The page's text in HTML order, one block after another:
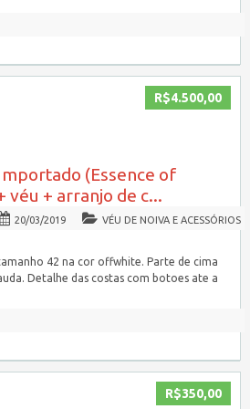
R$4.500,00
(Essence of
véu + arranjo de c...
20/03/2019 VÉU DE NOIVA E ACESSÓRIOS
42 na cor offwhite. Parte de cima
Detalhe das costas com botoes ate a
R$350,00